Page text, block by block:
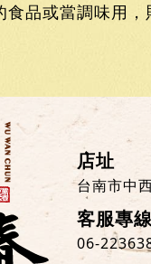
品或當調味用
店址
台南市中
客服專
06-